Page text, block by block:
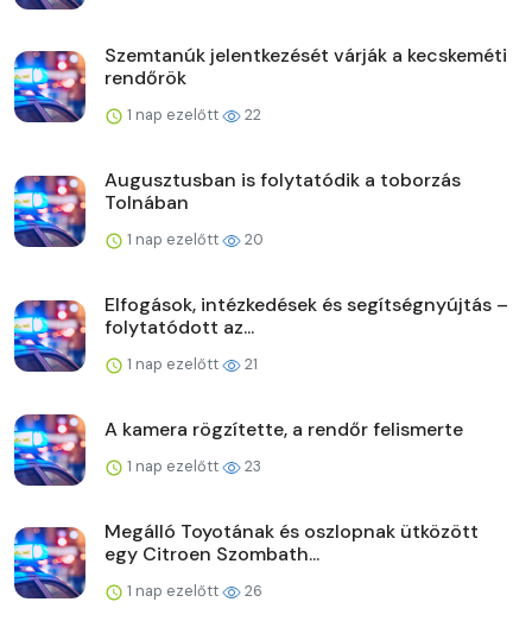
Szemtanúk jelentkezését várják a kecskeméti
rendőrök
1 nap ezelőtt 22
Augusztusban is folytatódik a toborzás
Tolnában
1 nap ezelőtt 20
Elfogások, intézkedések és segítségnyújtás –
folytatódott az...
1 nap ezelőtt 21
A kamera rögzítette, a rendőr felismerte
1 nap ezelőtt 23
Megálló Toyotának és oszlopnak ütközött
egy Citroen Szombath...
1 nap ezelőtt 26